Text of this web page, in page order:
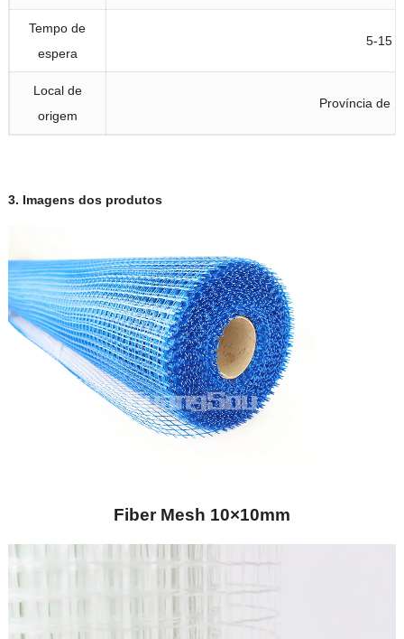
Tempo de
espera
5-15
Local de
origem
Província de
3. Imagens dos produtos
Fiber Mesh 10×10mm